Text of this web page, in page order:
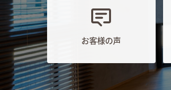
お客様の声